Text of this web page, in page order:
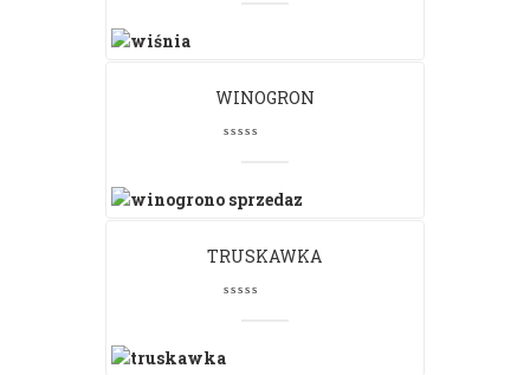
WINOGRON
TRUSKAWKA